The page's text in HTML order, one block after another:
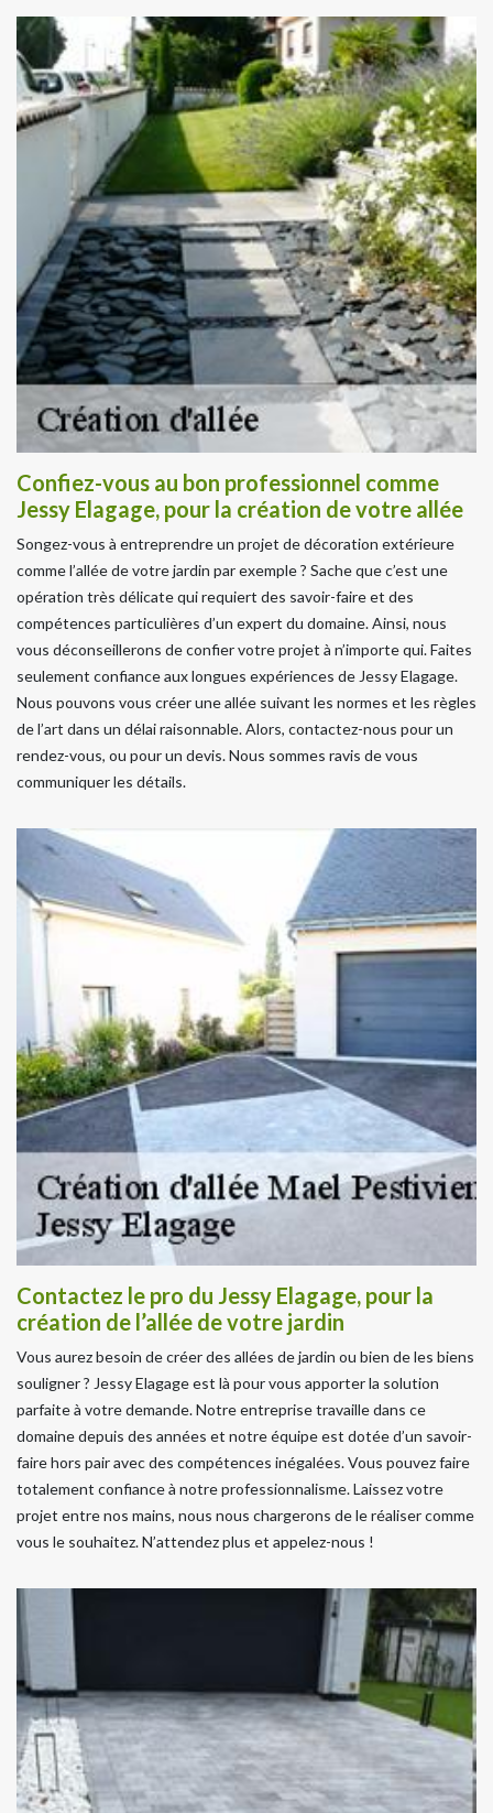
Confiez-vous au bon professionnel comme
Jessy Elagage, pour la création de votre allée
Songez-vous à entreprendre un projet de décoration extérieure
comme l’allée de votre jardin par exemple ? Sache que c’est une
opération très délicate qui requiert des savoir-faire et des
compétences particulières d’un expert du domaine. Ainsi, nous
vous déconseillerons de confier votre projet à n’importe qui. Faites
seulement confiance aux longues expériences de Jessy Elagage.
Nous pouvons vous créer une allée suivant les normes et les règles
de l’art dans un délai raisonnable. Alors, contactez-nous pour un
rendez-vous, ou pour un devis. Nous sommes ravis de vous
communiquer les détails.
Contactez le pro du Jessy Elagage, pour la
création de l’allée de votre jardin
Vous aurez besoin de créer des allées de jardin ou bien de les biens
souligner ? Jessy Elagage est là pour vous apporter la solution
parfaite à votre demande. Notre entreprise travaille dans ce
domaine depuis des années et notre équipe est dotée d’un savoir-
faire hors pair avec des compétences inégalées. Vous pouvez faire
totalement confiance à notre professionnalisme. Laissez votre
projet entre nos mains, nous nous chargerons de le réaliser comme
vous le souhaitez. N’attendez plus et appelez-nous !